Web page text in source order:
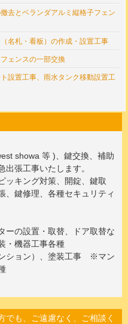
去とベランダアルミ縦格子フェン
名札・看板）の作成・設置工事
ェンスの一部交換
設置工事、雨水タンク移動設置工
showa 等 )、鍵交換、補助
張工事いたします。
ッキング対策、開錠、鍵取
、鍵修理、各種セキュリティ
ーの設置・取替、ドア取替な
・機器工事各種
ンション）、塗装工事 ※マン
も、ご遠慮なく、ご相談く